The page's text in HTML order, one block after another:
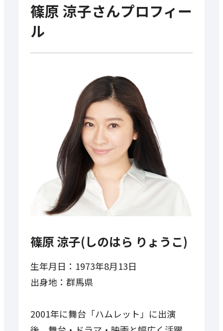
篠原 涼子さんプロフィー
ル
篠原 涼子(しのはら りょうこ)
生年月日：1973年8月13日
出身地：群馬県
2001年に舞台「ハムレット」に出演